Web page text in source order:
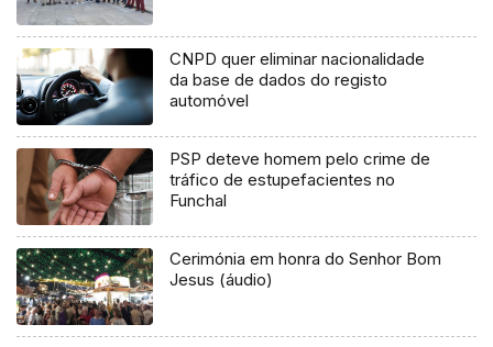
CNPD quer eliminar nacionalidade
da base de dados do registo
automóvel
PSP deteve homem pelo crime de
tráfico de estupefacientes no
Funchal
Cerimónia em honra do Senhor Bom
Jesus (áudio)